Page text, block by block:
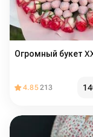
Огромный букет
4.85213